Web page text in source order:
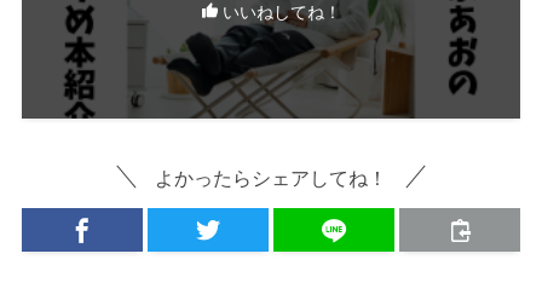
いいねしてね！
よかったらシェアしてね！